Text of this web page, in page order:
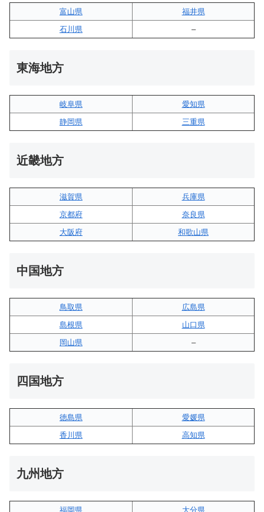
富山県
福井県
石川県
–
東海地方
岐阜県
愛知県
静岡県
三重県
近畿地方
滋賀県
兵庫県
京都府
奈良県
大阪府
和歌山県
中国地方
鳥取県
広島県
島根県
山口県
岡山県
–
四国地方
徳島県
愛媛県
香川県
高知県
九州地方
福岡県 大分県